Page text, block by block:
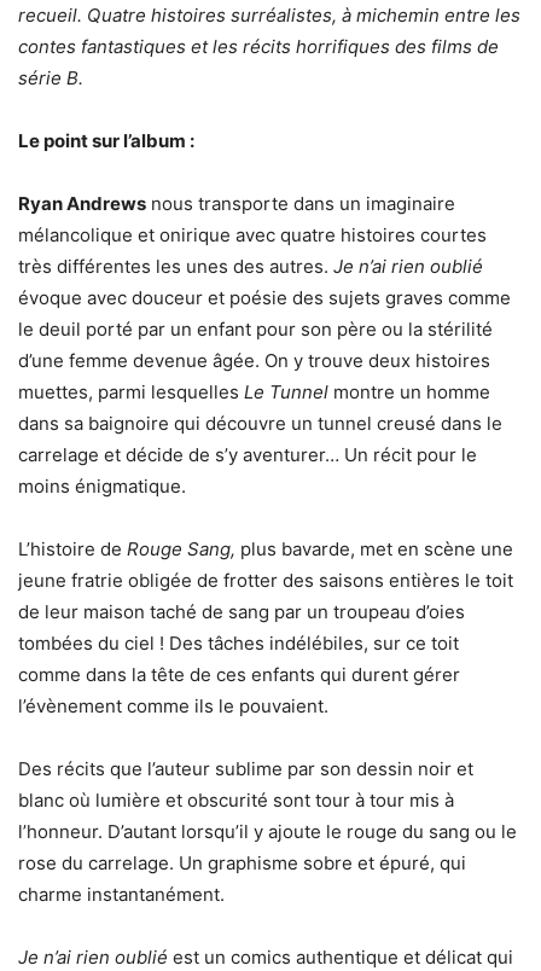
recueil. Quatre histoires surréalistes, à michemin entre les
contes fantastiques et les récits horrifiques des films de
série B.
Le point sur l’album :
Ryan Andrews nous transporte dans un imaginaire
mélancolique et onirique avec quatre histoires courtes
très différentes les unes des autres. Je n’ai rien oublié
évoque avec douceur et poésie des sujets graves comme
le deuil porté par un enfant pour son père ou la stérilité
d’une femme devenue âgée. On y trouve deux histoires
muettes, parmi lesquelles Le Tunnel montre un homme
dans sa baignoire qui découvre un tunnel creusé dans le
carrelage et décide de s’y aventurer… Un récit pour le
moins énigmatique.
L’histoire de Rouge Sang, plus bavarde, met en scène une
jeune fratrie obligée de frotter des saisons entières le toit
de leur maison taché de sang par un troupeau d’oies
tombées du ciel ! Des tâches indélébiles, sur ce toit
comme dans la tête de ces enfants qui durent gérer
l’évènement comme ils le pouvaient.
Des récits que l’auteur sublime par son dessin noir et
blanc où lumière et obscurité sont tour à tour mis à
l’honneur. D’autant lorsqu’il y ajoute le rouge du sang ou le
rose du carrelage. Un graphisme sobre et épuré, qui
charme instantanément.
Je n’ai rien oublié est un comics authentique et délicat qui